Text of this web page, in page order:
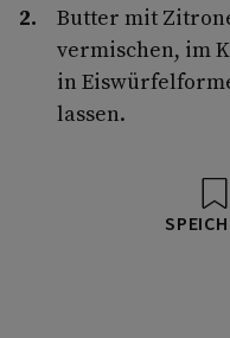
Butter mit
vermischen, im
in
lassen.